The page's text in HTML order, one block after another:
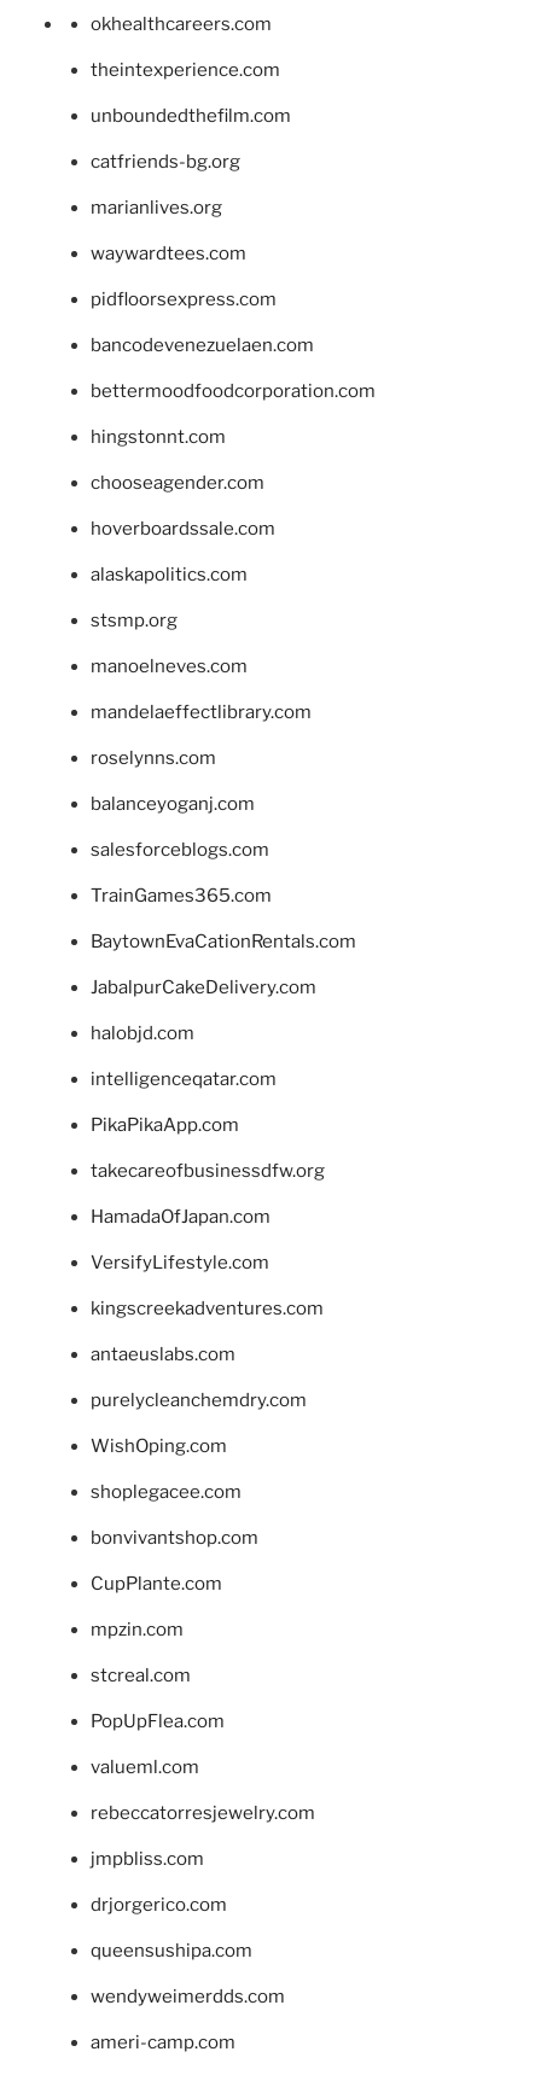
okhealthcareers.com
theintexperience.com
unboundedthefilm.com
catfriends-bg.org
marianlives.org
waywardtees.com
pidfloorsexpress.com
bancodevenezuelaen.com
bettermoodfoodcorporation.com
hingstonnt.com
chooseagender.com
hoverboardssale.com
alaskapolitics.com
stsmp.org
manoelneves.com
mandelaeffectlibrary.com
roselynns.com
balanceyoganj.com
salesforceblogs.com
TrainGames365.com
BaytownEvaCationRentals.com
JabalpurCakeDelivery.com
halobjd.com
intelligenceqatar.com
PikaPikaApp.com
takecareofbusinessdfw.org
HamadaOfJapan.com
VersifyLifestyle.com
kingscreekadventures.com
antaeuslabs.com
purelycleanchemdry.com
WishOping.com
shoplegacee.com
bonvivantshop.com
CupPlante.com
mpzin.com
stcreal.com
PopUpFlea.com
valueml.com
rebeccatorresjewelry.com
jmpbliss.com
drjorgerico.com
queensushipa.com
wendyweimerdds.com
ameri-camp.com